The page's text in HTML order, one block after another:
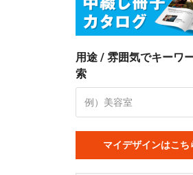
用途 / 雰囲気でキーワ
索
マイデザインはこち